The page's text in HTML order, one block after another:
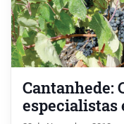
Cantanhede:
especialistas